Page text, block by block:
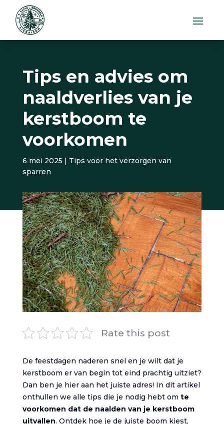
Tips en advies om
naaldverlies van je
kerstboom te
voorkomen
6 mei 2025
Tips voor het verzorgen van
sparren
Rate this post
De feestdagen naderen snel en je wilt dat je
kerstboom er van begin tot eind prachtig uitziet?
Dan ben je hier aan het juiste adres! In dit artikel
onthullen we alle tips die je nodig hebt om te
voorkomen dat de naalden van je kerstboom
uitvallen. Ontdek hoe je de juiste boom kiest,